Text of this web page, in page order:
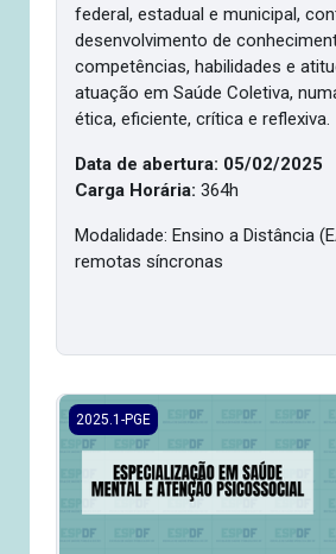
federal, estadual e municipal,
desenvolvimento de
competências, habilidades e
atuação em Saúde Coletiva,
ética, eficiente, crítica e reflexiva.
Data de abertura: 05/02/2025
Carga Horária: 364h
Modalidade: Ensino a Distância
remotas síncronas
2025.1/PGE- Saúde Mental e
2025.1-PGE